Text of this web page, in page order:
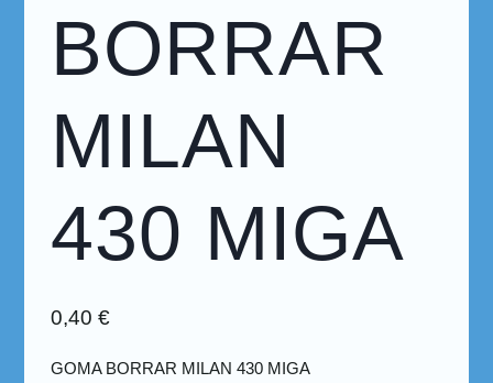
BORRAR
MILAN
430 MIGA
0,40 €
GOMA BORRAR MILAN 430 MIGA